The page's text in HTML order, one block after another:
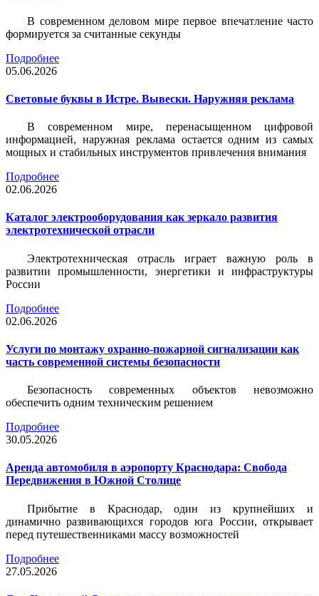
В современном деловом мире первое впечатление часто
формируется за считанные секунды
Подробнее
05.06.2026
Световые буквы в Истре. Вывески. Наружняя реклама
В современном мире, перенасыщенном цифровой
информацией, наружная реклама остается одним из самых
мощных и стабильных инструментов привлечения внимания
Подробнее
02.06.2026
Каталог электрооборудования как зеркало развития
электротехнической отрасли
Электротехническая отрасль играет важную роль в
развитии промышленности, энергетики и инфраструктуры
России
Подробнее
02.06.2026
Услуги по монтажу охранно-пожарной сигнализации как
часть современной системы безопасности
Безопасность современных объектов невозможно
обеспечить одним техническим решением
Подробнее
30.05.2026
Аренда автомобиля в аэропорту Краснодара: Свобода
Передвижения в Южной Столице
Прибытие в Краснодар, один из крупнейших и
динамично развивающихся городов юга России, открывает
перед путешественниками массу возможностей
Подробнее
27.05.2026